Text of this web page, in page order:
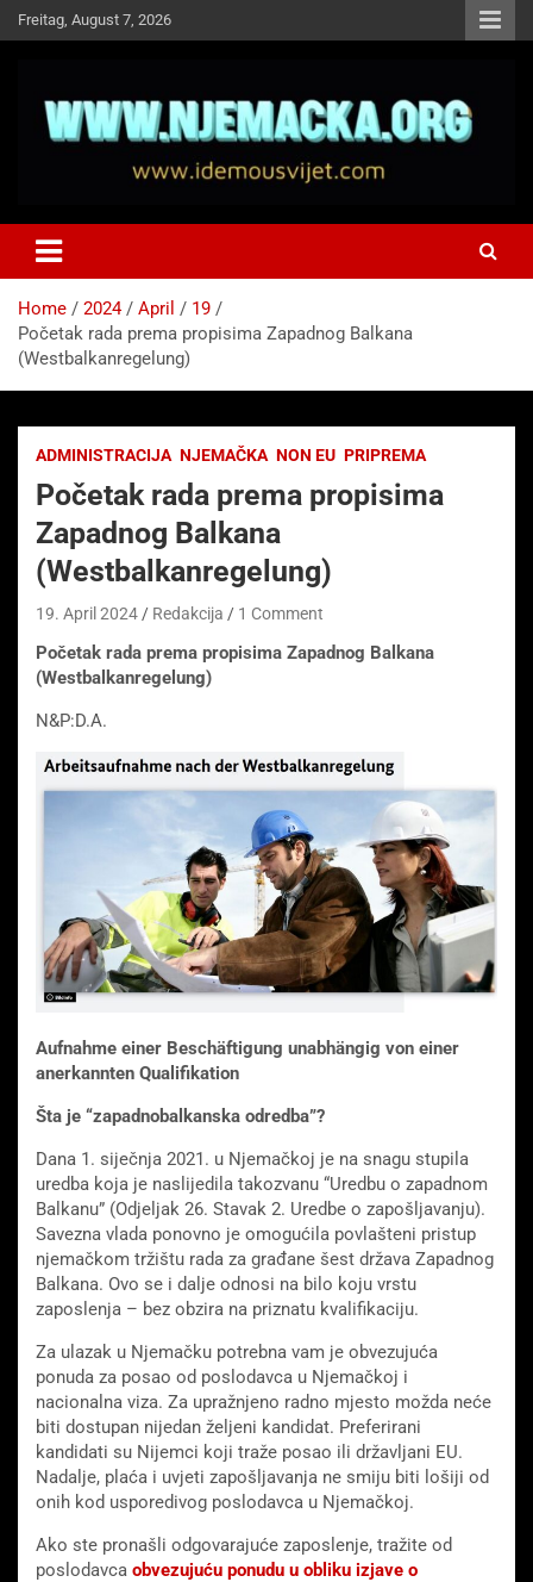
Skip
to
Freitag, August 7, 2026
Idemo u Svijet-Njemacka!
Home 2024 April
19
Početak rada prema propisima Zapadnog Balkana
(Westbalkanregelung)
ADMINISTRACIJA NJEMAČKA NON EU PRIPREMA
Početak rada prema propisima
Zapadnog Balkana
(Westbalkanregelung)
19. April 2024 Redakcija 1 Comment
Početak rada prema propisima Zapadnog Balkana
(Westbalkanregelung)
N&P:D.A.
Aufnahme einer Beschäftigung unabhängig von einer
anerkannten Qualifikation
Šta je “zapadnobalkanska odredba”?
Dana 1. siječnja 2021. u Njemačkoj je na snagu stupila
uredba koja je naslijedila takozvanu “Uredbu o zapadnom
Balkanu” (Odjeljak 26. Stavak 2. Uredbe o zapošljavanju).
Savezna vlada ponovno je omogućila povlašteni pristup
njemačkom tržištu rada za građane šest država Zapadnog
Balkana. Ovo se i dalje odnosi na bilo koju vrstu
zaposlenja – bez obzira na priznatu kvalifikaciju.
Za ulazak u Njemačku potrebna vam je obvezujuća
ponuda za posao od poslodavca u Njemačkoj i
nacionalna viza. Za upražnjeno radno mjesto možda neće
biti dostupan nijedan željeni kandidat. Preferirani
kandidati su Nijemci koji traže posao ili državljani EU.
Nadalje, plaća i uvjeti zapošljavanja ne smiju biti lošiji od
onih kod usporedivog poslodavca u Njemačkoj.
Ako ste pronašli odgovarajuće zaposlenje, tražite od
poslodavca obvezujuću ponudu u obliku izjave o